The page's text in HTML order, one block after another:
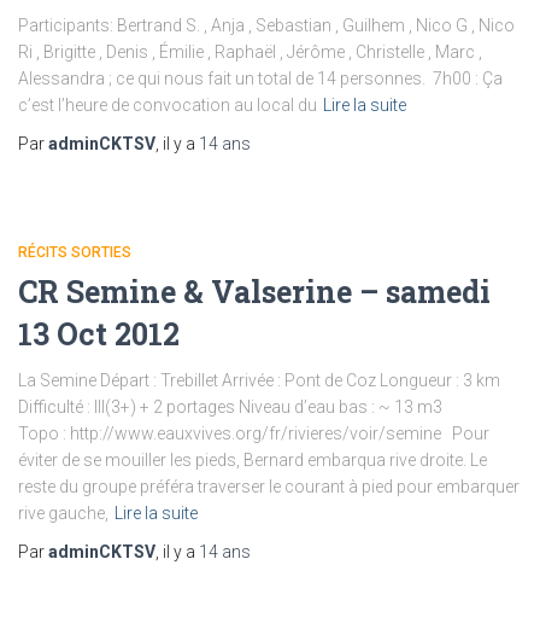
Participants: Bertrand S. , Anja , Sebastian , Guilhem , Nico G , Nico
Ri , Brigitte , Denis , Émilie , Raphaël , Jérôme , Christelle , Marc ,
Alessandra ; ce qui nous fait un total de 14 personnes. 7h00 : Ça
c’est l’heure de convocation au local du
Lire la suite
ParadminCKTSV , il y a 14 ans
RÉCITS SORTIES
CR Semine & Valserine – samedi
13 Oct 2012
La Semine Départ : Trebillet Arrivée : Pont de Coz Longueur : 3 km
Difficulté : III(3+) + 2 portages Niveau d’eau bas : ~ 13 m3
Topo : http://www.eauxvives.org/fr/rivieres/voir/semine Pour
éviter de se mouiller les pieds, Bernard embarqua rive droite. Le
reste du groupe préféra traverser le courant à pied pour embarquer
rive gauche,
Lire la suite
ParadminCKTSV , il y a 14 ans